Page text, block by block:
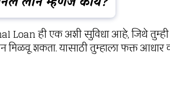
Loan ही एक अशी सुविधा आहे, जिथे
मिळवू शकता. यासाठी तुम्हाला फक्त